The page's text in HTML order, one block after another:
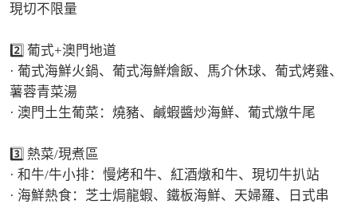
現切不限量
2️⃣ 葡式+澳門地道
· 葡式海鮮火鍋、葡式海鮮燴飯、馬介休球、葡式烤雞、
薯蓉青菜湯
· 澳門土生葡菜：燒豬、鹹蝦醬炒海鮮、葡式燉牛尾
3️⃣ 熱菜/現煮區
· 和牛/牛小排：慢烤和牛、紅酒燉和牛、現切牛扒站
· 海鮮熱食：芝士焗龍蝦、鐵板海鮮、天婦羅、日式串